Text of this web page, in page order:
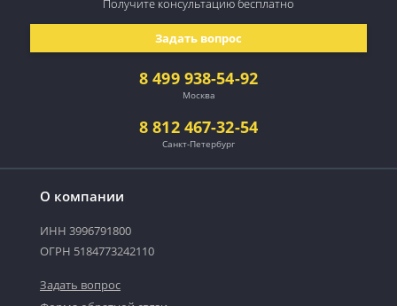
О компании
ИНН 3996791800
ОГРН 5184773242110
Задать вопрос
8 499 938-54-92
Москва
8 812 467-32-54
Санкт-Петербург
Задать вопрос
Получите консультациюбесплатно